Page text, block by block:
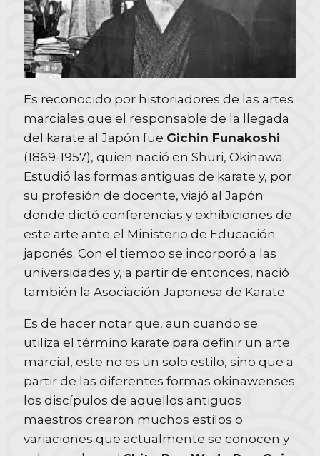
Es reconocido por historiadores de las artes
marciales que el responsable de la llegada
del karate al Japón fue Gichin Funakoshi
(1869-1957), quien nació en Shuri, Okinawa.
Estudió las formas antiguas de karate y, por
su profesión de docente, viajó al Japón
donde dictó conferencias y exhibiciones de
este arte ante el Ministerio de Educación
japonés. Con el tiempo se incorporó a las
universidades y, a partir de entonces, nació
también la Asociación Japonesa de Karate.
Es de hacer notar que, aun cuando se
utiliza el término karate para definir un arte
marcial, este no es un solo estilo, sino que a
partir de las diferentes formas okinawenses
los discípulos de aquellos antiguos
maestros crearon muchos estilos o
variaciones que actualmente se conocen y